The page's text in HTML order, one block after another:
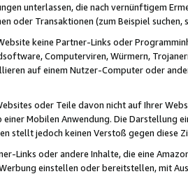
unterlassen, die nach vernünftigem
oder Transaktionen (zum Beispiel
keine Partner-Links oder
Computerviren, Würmern,
auf einem Nutzer-Computer oder
oder Teile davon nicht auf Ihrer
einer Mobilen Anwendung. Die Darstellung
stellt jedoch keinen Verstoß gegen diese
Links oder andere Inhalte, die eine
einstellen oder bereitstellen, mit